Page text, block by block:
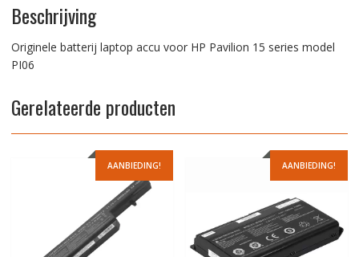
Beschrijving
Originele batterij laptop accu voor HP Pavilion 15 series model
PI06
Gerelateerde producten
AANBIEDING! AANBIEDING!